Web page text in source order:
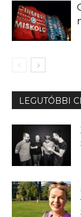
LEGUTÓBBI